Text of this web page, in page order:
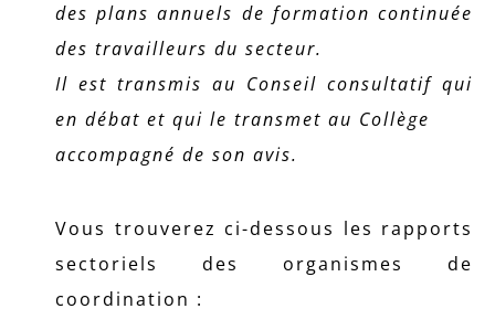
des plans annuels de formation continuée
des travailleurs du secteur.
Il est transmis au Conseil consultatif qui
en débat et qui le transmet au Collège
accompagné de son avis.
Vous trouverez ci-dessous les rapports
sectoriels des organismes de
coordination :